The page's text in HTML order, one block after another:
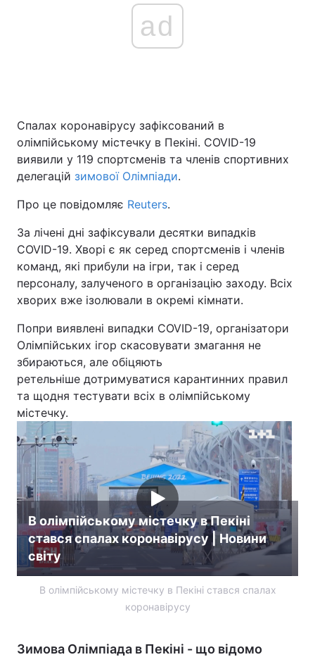
Україна Політика
Економіка Світ
Спорт
Техно і зв'язок
Зброя Інциденти
Здоров'я Туризм
Цікавинки
Екологія
Лонгріди
Відео з Youtube Статті
Інтерв'ю Думки
Архів Вакансії
Контакти
Послуги
ad
Спалах коронавірусу зафіксований в
олімпійському містечку в Пекіні. COVID-19
виявили у 119 спортсменів та членів спортивних
делегацій зимової Олімпіади.
Про це повідомляє Reuters.
За лічені дні зафіксували десятки випадків
COVID-19. Хворі є як серед спортсменів і членів
команд, які прибули на ігри, так і серед
персоналу, залученого в організацію заходу. Всіх
хворих вже ізолювали в окремі кімнати.
Попри виявлені випадки COVID-19, організатори
Олімпійських ігор скасовувати змагання не
збираються, але обіцяють
ретельніше дотримуватися карантинних правил
та щодня тестувати всіх в олімпійському
містечку.
В олімпійському містечку в Пекіні
стався спалах коронавірусу | Новини
світу
В олімпійському містечку в Пекіні стався спалах
коронавірусу
Зимова Олімпіада в Пекіні - що відомо